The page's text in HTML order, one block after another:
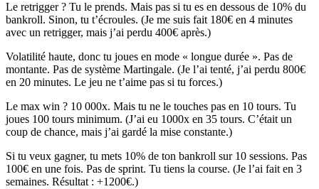
Le retrigger ? Tu le prends. Mais pas si tu es en dessous de 10% du
bankroll. Sinon, tu t’écroules. (Je me suis fait 180€ en 4 minutes
avec un retrigger, mais j’ai perdu 400€ après.)
Volatilité haute, donc tu joues en mode « longue durée ». Pas de
montante. Pas de système Martingale. (Je l’ai tenté, j’ai perdu 800€
en 20 minutes. Le jeu ne t’aime pas si tu forces.)
Le max win ? 10 000x. Mais tu ne le touches pas en 10 tours. Tu
joues 100 tours minimum. (J’ai eu 1000x en 35 tours. C’était un
coup de chance, mais j’ai gardé la mise constante.)
Si tu veux gagner, tu mets 10% de ton bankroll sur 10 sessions. Pas
100€ en une fois. Pas de sprint. Tu tiens la course. (Je l’ai fait en 3
semaines. Résultat : +1200€.)